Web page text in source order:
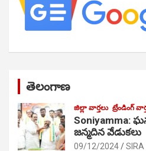
తెలంగాణ
జిల్లా వార్తలు ట్రేండింగ్
జ‌న్మ‌దిన వేడుక‌లు
09/12/2024 SIRA